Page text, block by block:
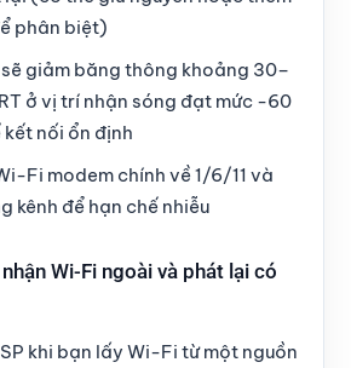
phân biệt)
sẽ giảm băng thông khoảng 30–
ở vị trí nhận sóng đạt mức -60
nối ổn định
Fi modem chính về 1/6/11 và
kênh để hạn chế nhiễu
Wi-Fi ngoài và phát lại có
khi bạn lấy Wi-Fi từ một nguồn